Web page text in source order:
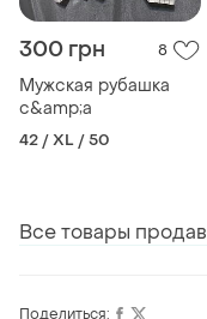
300 грн 8
Мужская рубашка
c&amp;a
42 / XL / 50
Все товары
Поделиться: